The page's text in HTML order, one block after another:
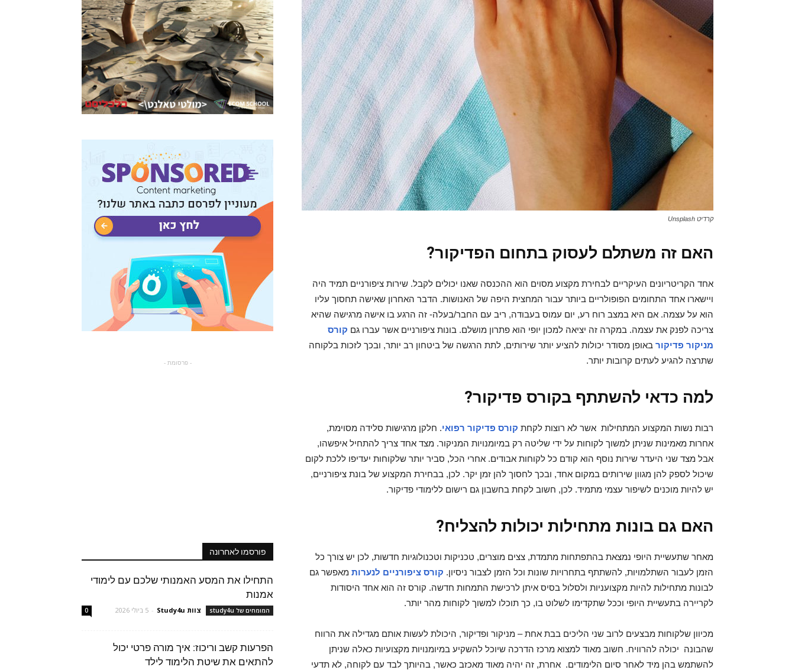
קרדיט Unsplash
האם זה משתלם לעסוק בתחום הפדיקור?
אחד הקריטריונים העיקריים לבחירת מקצוע מסוים הוא ההכנסה שאנו יכולים לקבל. שירות ציפורניים תמיד היה
ויישארו אחד התחומים הפופולריים ביותר עבור המחצית היפה של האנושות. הדבר האחרון שאישה תחסוך עליו
הוא על עצמה. אם היא במצב רוח רע, יום עמוס בעבודה, ריב עם החבר/בעלה- זה הרגע בו אישה מרגישה שהיא
צריכה לפנק את עצמה. במקרה זה יציאה למכון יופי הוא פתרון מושלם. בונות ציפורניים אשר עברו גם קורס
מניקור פדיקור באופן מסודר יכולות להציע יותר שירותים, לתת הרגשה של ביטחון רב יותר, ובכך לזכות בלקוחה
שתרצה להגיע לעתים קרובות יותר.
למה כדאי להשתתף בקורס פדיקור?
רבות נשות המקצוע המתחילות אשר לא רוצות לקחת קורס פדיקור רפואי. חלקן מרגישות סלידה מסוימת,
אחרות מאמינות שניתן למשוך לקוחות על ידי שליטה רק במיומנויות המניקור. מצד אחד צריך להתחיל איפשהו,
אבל מצד שני היעדר שירות נוסף הוא קודם כל לקוחות אבודים. אחרי הכל, סביר יותר שלקוחות יעדיפו ללכת לקום
שיכול לספק להן מגוון שירותים במקום אחד, ובכך לחסוך להן זמן יקר. לכן, בבחירת המקצוע של בונת ציפורניים,
יש להיות מוכנים לשיפור עצמי מתמיד. לכן, חשוב לקחת בחשבון גם רישום ללימודי פדיקור.
האם גם בונות מתחילות יכולות להצליח?
מאחר שתעשיית היופי נמצאת בהתפתחות מתמדת, צצים מוצרים, טכניקות וטכנולוגיות חדשות, לכן יש צורך כל
הזמן לעבור השתלמויות, להשתתף בתחרויות שונות וכל הזמן לצבור ניסיון. קורס ציפורניים לנערות מאפשר גם
לבונות מתחילות להיות מקצועניות ולסלול בסיס איתן לרכישת התמחות חדשה. קורס זה הוא אחד היסודות
לקריירה בתעשיית היופי וככל שתקדימו לשלוט בו, כך תוכלו למשוך לקוחות מהר יותר.
מכיוון שלקוחות מבצעים לרוב שני הליכים בבת אחת – מניקור ופדיקור, היכולת לעשות אותם מגדילה את הרווח
שהבונה יכולה להרוויח. חשוב מאוד למצוא מרכז הדרכה שיוכל להשקיע במיומנויות מקצועיות כאלה שניתן
להשתמש בהן מיד לאחר סיום הלימודים. אחרת, זה יהיה מאוד מאכזב כאשר, בהיותך לבד עם לקוחה, לא תדעי
- פרסומת -
פורסמו לאחרונה
התחילו את המסע האמנותי שלכם עם לימודי
אמנות
המומחים של study4u צוות Study4u - 5 ביולי 2026 0
הפרעות קשב וריכוז: איך מורה פרטי יכול
להתאים את שיטת הלימוד לילד